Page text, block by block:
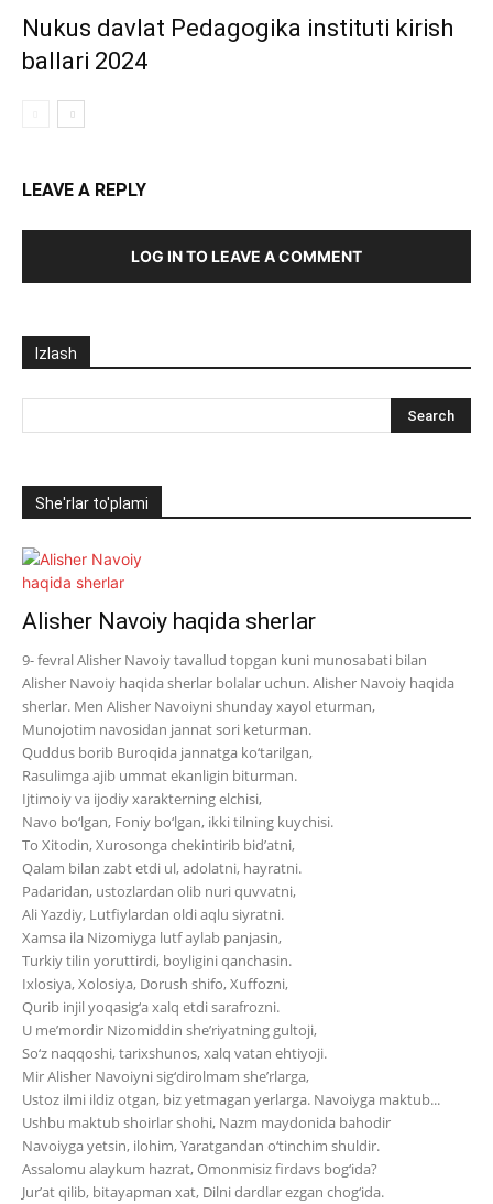
Nukus davlat Pedagogika instituti kirish
ballari 2024
LEAVE A REPLY
LOG IN TO LEAVE A COMMENT
Izlash
She'rlar to'plami
Alisher Navoiy haqida sherlar
9- fevral Alisher Navoiy tavallud topgan kuni munosabati bilan
Alisher Navoiy haqida sherlar bolalar uchun. Alisher Navoiy haqida
sherlar. Men Alisher Navoiyni shunday xayol eturman,
Munojotim navosidan jannat sori keturman.
Quddus borib Buroqida jannatga ko‘tarilgan,
Rasulimga ajib ummat ekanligin biturman.
Ijtimoiy va ijodiy xarakterning elchisi,
Navo bo‘lgan, Foniy bo‘lgan, ikki tilning kuychisi.
To Xitodin, Xurosonga chekintirib bid’atni,
Qalam bilan zabt etdi ul, adolatni, hayratni.
Padaridan, ustozlardan olib nuri quvvatni,
Ali Yazdiy, Lutfiylardan oldi aqlu siyratni.
Xamsa ila Nizomiyga lutf aylab panjasin,
Turkiy tilin yoruttirdi, boyligini qanchasin.
Ixlosiya, Xolosiya, Dorush shifo, Xuffozni,
Qurib injil yoqasig‘a xalq etdi sarafrozni.
U me’mordir Nizomiddin she’riyatning gultoji,
So‘z naqqoshi, tarixshunos, xalq vatan ehtiyoji.
Mir Alisher Navoiyni sig‘dirolmam she’rlarga,
Ustoz ilmi ildiz otgan, biz yetmagan yerlarga. Navoiyga maktub...
Ushbu maktub shoirlar shohi, Nazm maydonida bahodir
Navoiyga yetsin, ilohim, Yaratgandan o‘tinchim shuldir.
Assalomu alaykum hazrat, Omonmisiz firdavs bog‘ida?
Jur’at qilib, bitayapman xat, Dilni dardlar ezgan chog‘ida.